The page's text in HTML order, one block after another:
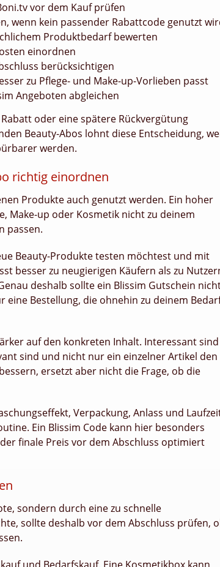
vor dem Kauf prüfen
wenn kein passender Rabattcode genutzt
Produktbedarf bewerten
einordnen
berücksichtigen
zu Pflege- und Make-up-Vorlieben passt
Angeboten abgleichen
oder eine spätere Rückvergütung
Beauty-Abos lohnt diese Entscheidung,
werden.
richtig einordnen
Produkte auch genutzt werden. Ein hoher
Make-up oder Kosmetik nicht zu deinem
passen.
Beauty-Produkte testen möchtest und mit
besser zu neugierigen Käufern als zu
deshalb sollte ein Blissim Gutschein
Bestellung, die ohnehin zu deinem
auf den konkreten Inhalt. Interessant sind
sind und nicht nur ein einzelner Artikel den
ersetzt aber nicht die Frage, ob die
Verpackung, Anlass und
Ein Blissim Code kann hier besonders
finale Preis vor dem Abschluss optimiert
sondern durch eine zu schnelle
sollte deshalb vor dem Abschluss prüfen,